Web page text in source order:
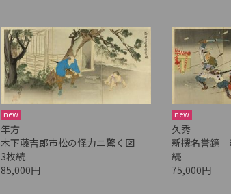
new
年方
木下藤吉郎市松の怪力ニ驚く図
3枚続
85,000円
new
久秀
新撰名誉
続
75,000円